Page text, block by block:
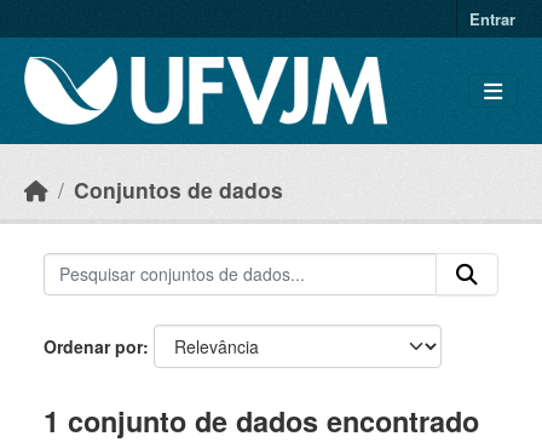
Entrar
Conjuntos de dados
Ordenar por
1 conjunto de dados encontrado